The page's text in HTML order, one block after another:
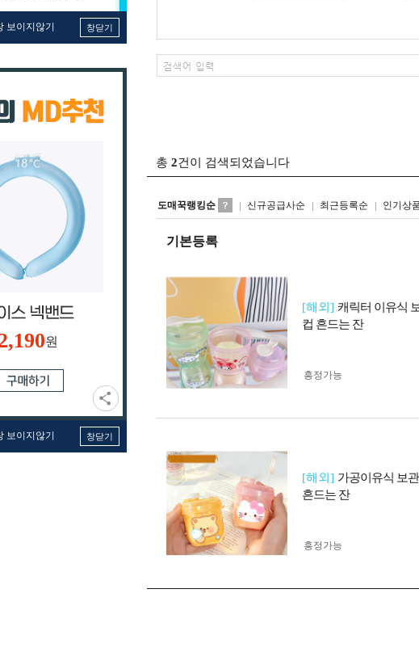
보이지않기 창닫기
원
보이지않기 창닫기
총 2건이 검색되었습니다
도매꾹랭킹순 신규공급사순 최근등록순 인기상
리스트
갤
기본등록
[해외] 캐릭터 이유식
컵 흔드는 잔
흥정가능
[해외] 가공이유식 보
흔드는 잔
흥정가능